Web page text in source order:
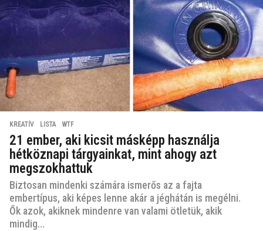
KREATÍV ,LISTA ,WTF
21 ember, aki kicsit másképp használja
hétköznapi tárgyainkat, mint ahogy azt
megszokhattuk
Biztosan mindenki számára ismerős az a fajta
embertípus, aki képes lenne akár a jéghátán is megélni.
Ők azok, akiknek mindenre van valami ötletük, akik
mindig...